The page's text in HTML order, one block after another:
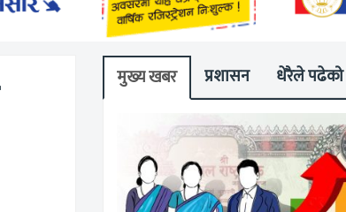
मुख्य खबर प्रशासन धेरैले पढेको